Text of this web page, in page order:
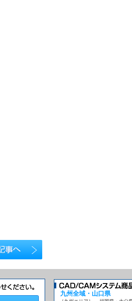
九州全域・山口県